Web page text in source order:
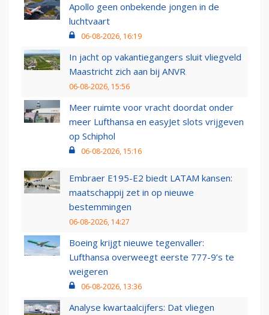
Apollo geen onbekende jongen in de
luchtvaart
06-08-2026, 16:19
In jacht op vakantiegangers sluit vliegveld
Maastricht zich aan bij ANVR
06-08-2026, 15:56
Meer ruimte voor vracht doordat onder
meer Lufthansa en easyJet slots vrijgeven
op Schiphol
06-08-2026, 15:16
Embraer E195-E2 biedt LATAM kansen:
maatschappij zet in op nieuwe
bestemmingen
06-08-2026, 14:27
Boeing krijgt nieuwe tegenvaller:
Lufthansa overweegt eerste 777-9’s te
weigeren
06-08-2026, 13:36
Analyse kwartaalcijfers: Dat vliegen